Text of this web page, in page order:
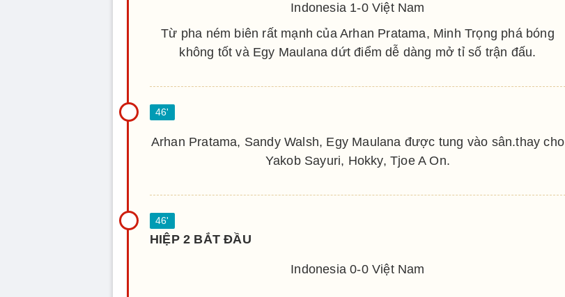
Indonesia 1-0 Việt Nam
Từ pha ném biên rất mạnh của Arhan Pratama, Minh Trọng phá bóng
không tốt và Egy Maulana dứt điểm dễ dàng mở tỉ số trận đấu.
Arhan Pratama, Sandy Walsh, Egy Maulana được tung vào sân.thay cho
Yakob Sayuri, Hokky, Tjoe A On.
HIỆP 2 BẮT ĐẦU
Indonesia 0-0 Việt Nam